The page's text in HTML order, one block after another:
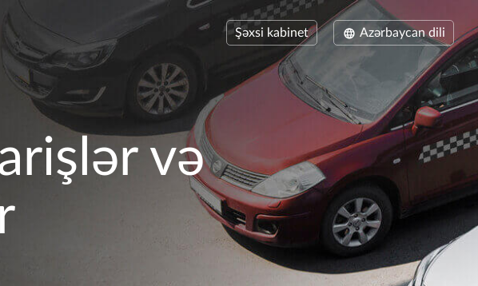
Şəxsi kabinet Azərbaycan dili
və